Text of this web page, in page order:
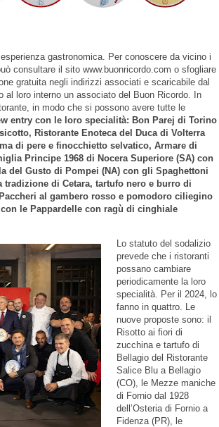
gastronomica. Per conoscere da vicino i
consultare il sito www.buonricordo.com o sfogliare
gratuita negli indirizzi associati e scaricabile dal
loro interno un associato del Buon Ricordo. In
in modo che si possono avere tutte le
entry con le loro specialità: Bon Parej di Torino
Ristorante Enoteca del Duca di Volterra
di pere e finocchietto selvatico, Armare di
Principe 1968 di Nocera Superiore (SA) con
del Gusto di Pompei (NA) con gli Spaghettoni
di Cetara, tartufo nero e burro di
al gambero rosso e pomodoro ciliegino
le Pappardelle con ragù di cinghiale
Lo statuto del sodalizio
prevede che i ristoranti
possano cambiare
periodicamente la loro
specialità. Per il 2024, lo
fanno in quattro. Le
nuove proposte sono: il
Risotto ai fiori di
zucchina e tartufo di
Bellagio del Ristorante
Salice Blu a Bellagio
(CO), le Mezze maniche
di Fornio dal 1928
dell’Osteria di Fornio a
Fidenza (PR), le